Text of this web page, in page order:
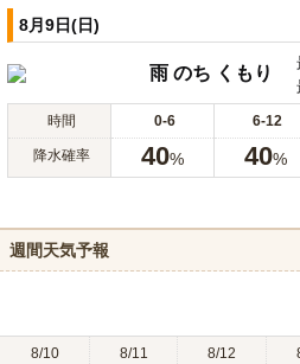
8月9日(日)
雨 のち くもり
時間 0-6 6-12
降水確率 40% 40%
週間天気予報
8/10
8/11
8/12